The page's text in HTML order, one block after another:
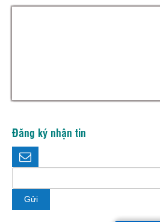
Đăng ký nhận tin